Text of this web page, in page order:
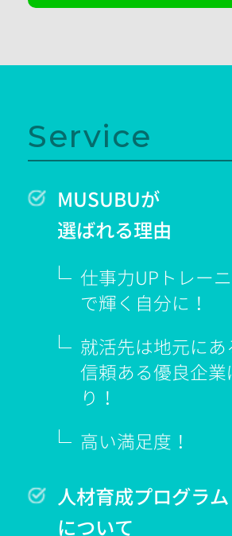
Service
MUSUBUが
選ばれる理由
仕事力UPトレー
で輝く 自分に！
就活先は地元にあ
信頼ある優良企業
り！
高い満足度！
人材育成プログラム
について